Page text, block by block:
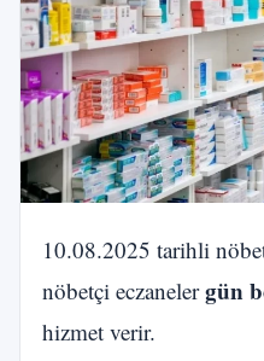
10.08.2025 tarihli
nöbetçi eczanelergün
hizmet verir.